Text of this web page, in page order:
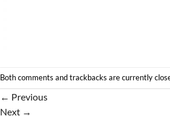
Both comments and trackbacks are currently
← Previous
Next →